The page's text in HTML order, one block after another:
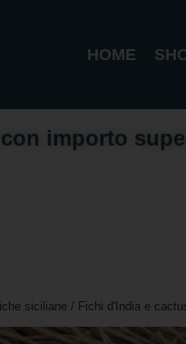
HOME
importo
siciliane / Fichi d'India e